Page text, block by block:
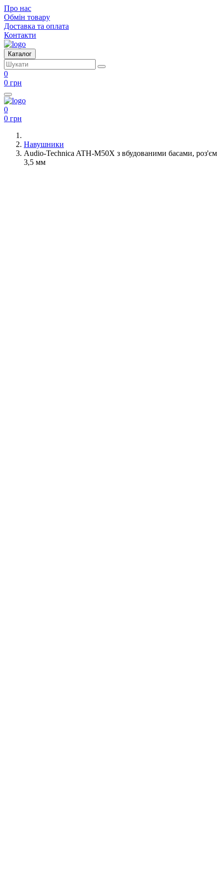
Про нас
Обмін товару
Доставка та оплата
Контакти
Каталог
0
0 грн
0
0 грн
Навушники
Audio-Technica ATH-M50X з вбудованими басами, роз'єм
3,5 мм